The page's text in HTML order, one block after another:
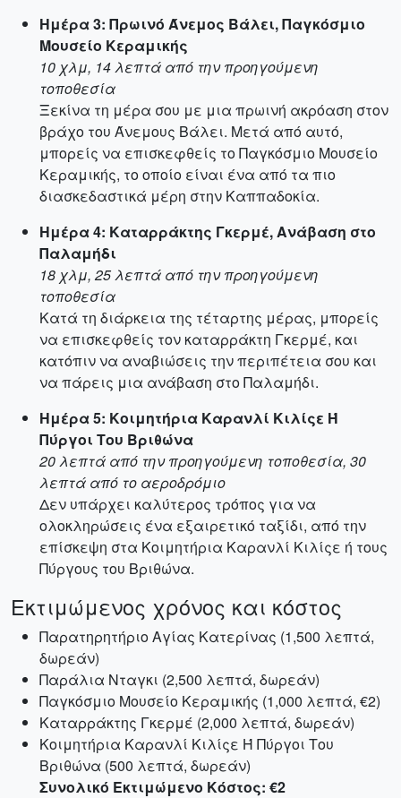
Ημέρα 3: Πρωινό Άνεμος Βάλει, Παγκόσμιο
Μουσείο Κεραμικής
10 χλμ, 14 λεπτά από την προηγούμενη
τοποθεσία
Ξεκίνα τη μέρα σου με μια πρωινή ακρόαση στον
βράχο του Άνεμους Βάλει. Μετά από αυτό,
μπορείς να επισκεφθείς το Παγκόσμιο Μουσείο
Κεραμικής, το οποίο είναι ένα από τα πιο
διασκεδαστικά μέρη στην Καππαδοκία.
Ημέρα 4: Καταρράκτης Γκερμέ, Ανάβαση στο
Παλαμήδι
18 χλμ, 25 λεπτά από την προηγούμενη
τοποθεσία
Κατά τη διάρκεια της τέταρτης μέρας, μπορείς
να επισκεφθείς τον καταρράκτη Γκερμέ, και
κατόπιν να αναβιώσεις την περιπέτεια σου και
να πάρεις μια ανάβαση στο Παλαμήδι.
Ημέρα 5: Κοιμητήρια Καρανλί Κιλίςε Ή
Πύργοι Του Βριθώνα
20 λεπτά από την προηγούμενη τοποθεσία, 30
λεπτά από το αεροδρόμιο
Δεν υπάρχει καλύτερος τρόπος για να
ολοκληρώσεις ένα εξαιρετικό ταξίδι, από την
επίσκεψη στα Κοιμητήρια Καρανλί Κιλίςε ή τους
Πύργους του Βριθώνα.
Εκτιμώμενος χρόνος και κόστος
Παρατηρητήριο Αγίας Κατερίνας (1,500 λεπτά,
δωρεάν)
Παράλια Νταγκι (2,500 λεπτά, δωρεάν)
Παγκόσμιο Μουσείο Κεραμικής (1,000 λεπτά, €2)
Καταρράκτης Γκερμέ (2,000 λεπτά, δωρεάν)
Κοιμητήρια Καρανλί Κιλίςε Ή Πύργοι Του
Βριθώνα (500 λεπτά, δωρεάν)
Συνολικό Εκτιμώμενο Κόστος: €2